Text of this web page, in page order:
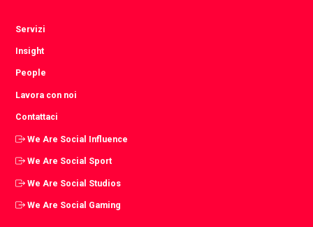
Servizi
Insight
People
Lavora con noi
Contattaci
We Are Social Influence
We Are Social Sport
We Are Social Studios
We Are Social Gaming